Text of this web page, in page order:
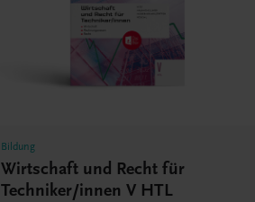
Bildung
Wirtschaft und Recht für
Techniker/innen V HTL